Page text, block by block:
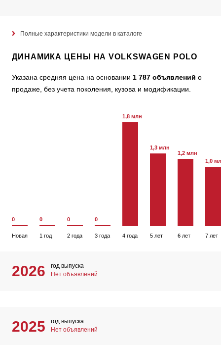
Полные характеристики модели в каталоге
ДИНАМИКА ЦЕНЫ НА VOLKSWAGEN POLO
Указана средняя цена на основании 1 787 объявлений о
продаже, без учета поколения, кузова и модификации.
0
Новая
0
1 год
0
2 года
0
3 года
1,8 млн
4 года
1,3 млн
5 лет
1,2 млн
6 лет
1,0
7 лет
2026
год выпуска
Нет объявлений
2025
год выпуска
Нет объявлений